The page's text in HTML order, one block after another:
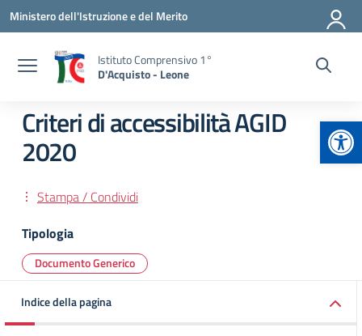
Vai ai contenuti
Vai al menu di navigazione
Vai al footer
Ministero dell'Istruzione e del Merito
Istituto Comprensivo 1°
D'Acquisto - Leone
Criteri di accessibilità AGID
2020
Stampa / Condividi
Tipologia
Documento Generico
Indice della pagina